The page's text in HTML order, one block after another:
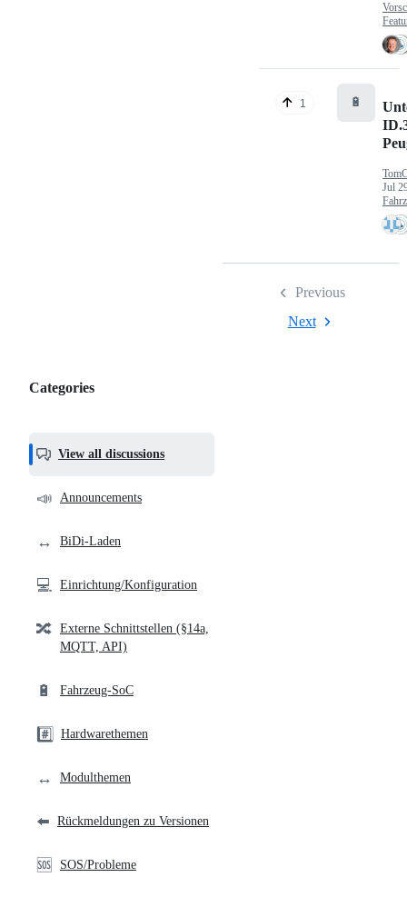
Categories,
helpful,
and
community
Categories
View all discussions
📣 Announcements
↔️ BiDi-Laden
💻 Einrichtung/Konfiguration
🔀 Externe Schnittstellen (§14a,
MQTT, API)
🔋 Fahrzeug-SoC
#️⃣ Hardwarethemen
↔️ Modulthemen
⬅️ Rückmeldungen zu Versionen
🆘 SOS/Probleme
1 🔋
Jul
Previous
Next